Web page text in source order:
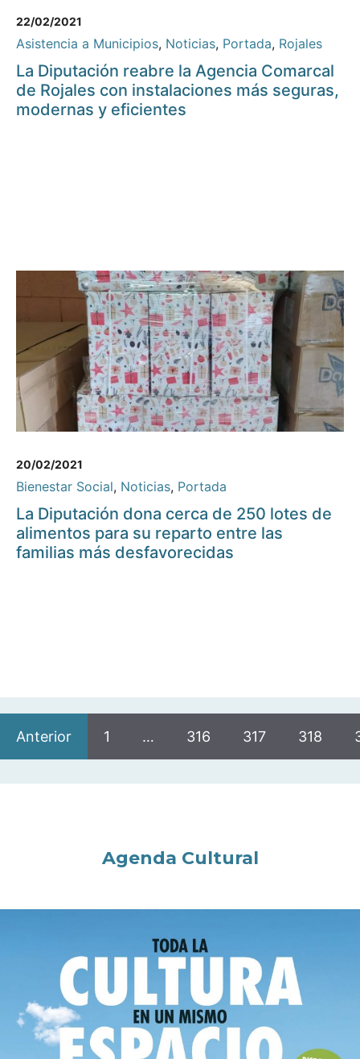
22/02/2021
Asistencia a Municipios, Noticias, Portada, Rojales
La Diputación reabre la Agencia Comarcal
de Rojales con instalaciones más seguras,
modernas y eficientes
20/02/2021
Bienestar Social, Noticias, Portada
La Diputación dona cerca de 250 lotes de
alimentos para su reparto entre las
familias más desfavorecidas
Anterior 1 … 316 317 318
Agenda Cultural